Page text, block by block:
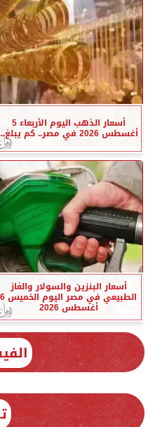
أسعار الذهب اليوم الأربعاء 5
أغسطس 2026 في مصر.. كم يبلغ...
أسعار البنزين والسولار والغاز
الطبيعي في مصر اليوم الخميس 6
أغسطس 2026